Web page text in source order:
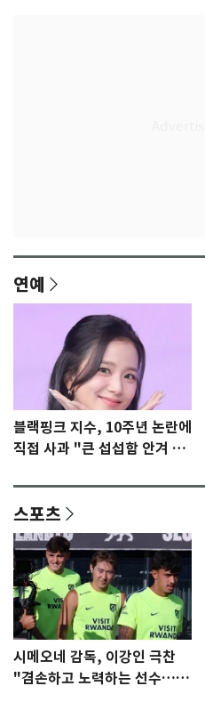
연예
블랙핑크 지수, 10주년 논란에
직접 사과 "큰 섭섭함 안겨 미
스포츠
시메오네 감독, 이강인 극찬
"겸손하고 노력하는 선수…좋